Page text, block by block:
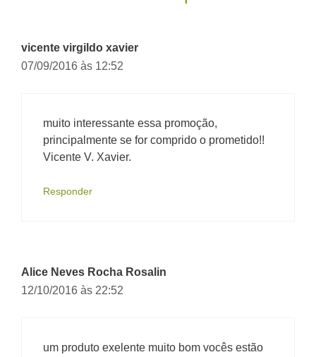
vicente virgildo xavier
07/09/2016 às 12:52
muito interessante essa promoção,
principalmente se for comprido o prometido!!
Vicente V. Xavier.
Responder
Alice Neves Rocha Rosalin
12/10/2016 às 22:52
um produto exelente muito bom vocês estão